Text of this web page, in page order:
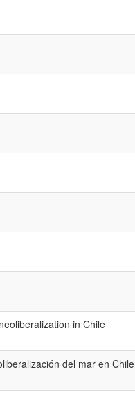
in Chile
del mar en Chile